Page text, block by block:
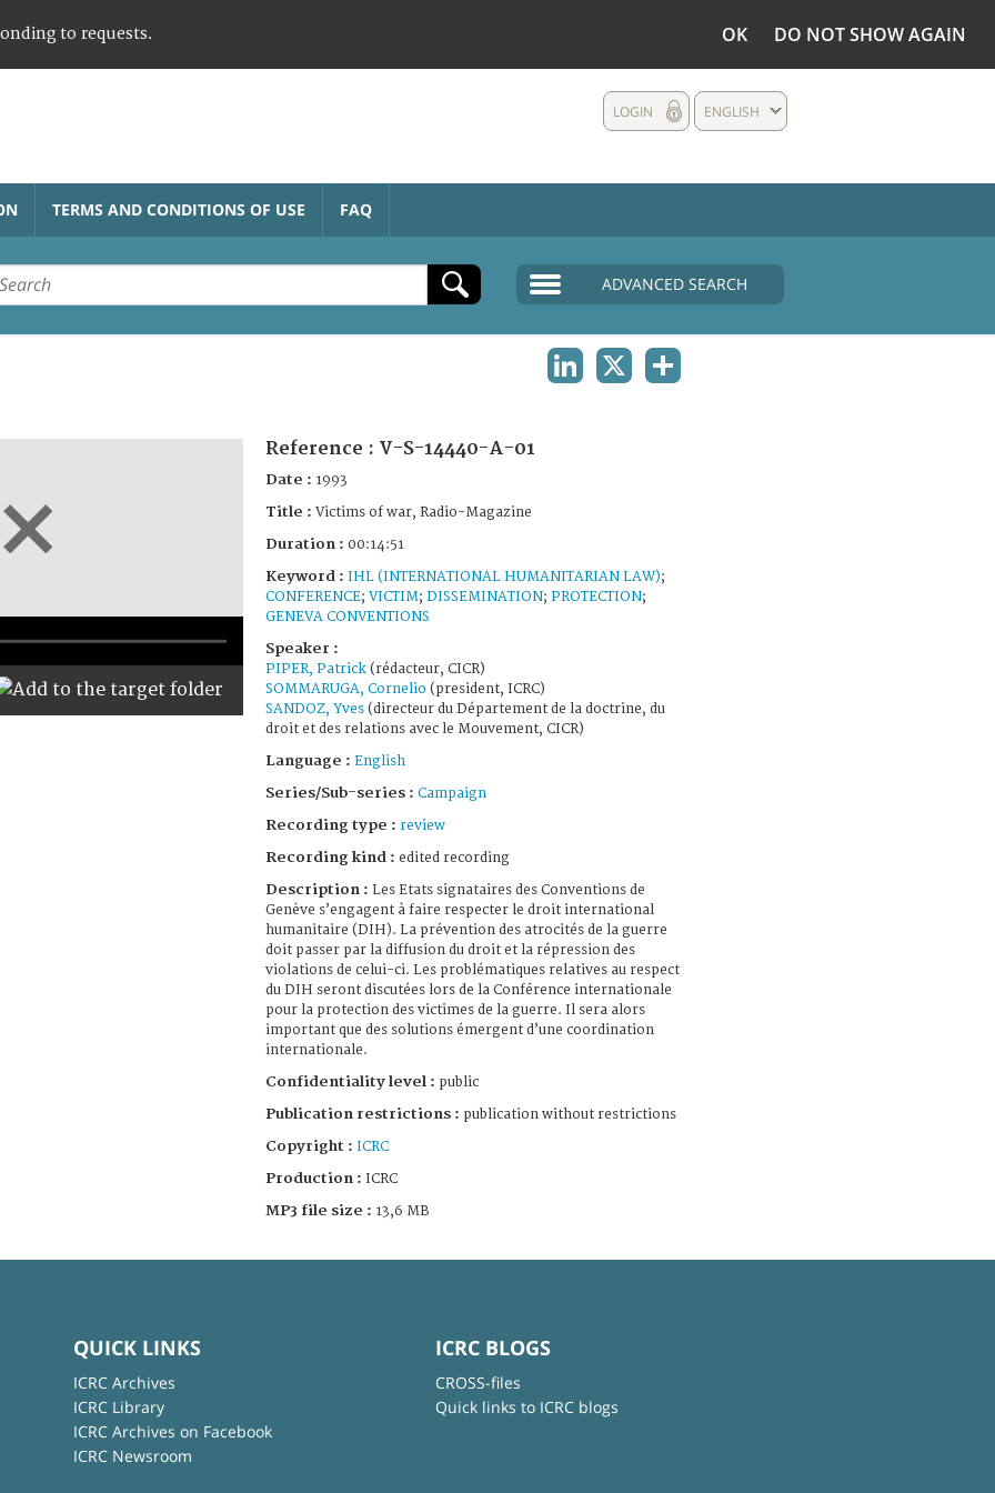
to requests. OK DO NOT SHOW AGAIN
ENGLISH
LOGIN
TERMS AND CONDITIONS OF USE FAQ
ADVANCED SEARCH
Reference : V-S-14440-A-01
Date : 1993
Title : Victims of war, Radio-Magazine
Duration : 00:14:51
Keyword : IHL (INTERNATIONAL HUMANITARIAN LAW);
CONFERENCE; VICTIM; DISSEMINATION; PROTECTION;
GENEVA CONVENTIONS
Speaker :
PIPER, Patrick (rédacteur, CICR)
SOMMARUGA, Cornelio (president, ICRC)
SANDOZ, Yves (directeur du Département de la doctrine, du
droit et des relations avec le Mouvement, CICR)
Language : English
Series/Sub-series : Campaign
Recording type : review
Recording kind : edited recording
Description : Les Etats signataires des Conventions de
Genève s’engagent à faire respecter le droit international
humanitaire (DIH). La prévention des atrocités de la guerre
doit passer par la diffusion du droit et la répression des
violations de celui-ci. Les problématiques relatives au respect
du DIH seront discutées lors de la Conférence internationale
pour la protection des victimes de la guerre. Il sera alors
important que des solutions émergent d’une coordination
internationale.
Confidentiality level : public
Publication restrictions : publication without restrictions
Copyright : ICRC
Production : ICRC
MP3 file size : 13,6 MB
QUICK LINKS
ICRC Archives
ICRC Library
ICRC Archives on Facebook
ICRC Newsroom
ICRC BLOGS
CROSS-files
Quick links to ICRC blogs